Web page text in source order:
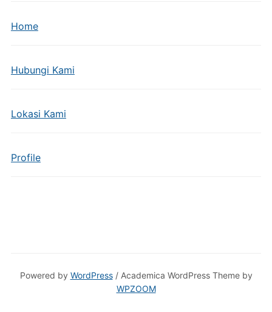
Home
Hubungi Kami
Lokasi Kami
Profile
Powered by WordPress/ Academica WordPress Theme by
WPZOOM